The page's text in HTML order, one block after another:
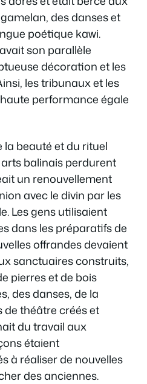
des danses et
poétique kawi.
son parallèle
décoration et les
les tribunaux et les
performance égale
beauté et du rituel
balinais perdurent
un renouvellement
avec le divin par les
Les gens utilisaient
dans les préparatifs de
offrandes devaient
sanctuaires construits,
pierres et de bois
des danses, de la
de théâtre créés et
du travail aux
étaient
à réaliser de nouvelles
des anciennes.